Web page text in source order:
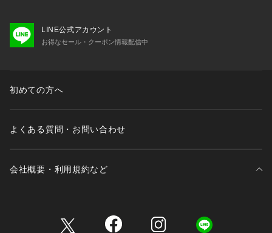
原産国：MADE IN JAPAN
【Size Specs】
S/ 着丈 67 | 肩幅 43.2 | バスト 98 | そで丈 21.1
XL/ 着丈 73 | 肩幅 47.4 | バスト 110 | そで丈 23.2
LINE公式アカウント
お得なセール・クーポン情報配信中
初めての方へ
よくある質問・お問い合わせ
会社概要・利用規約など